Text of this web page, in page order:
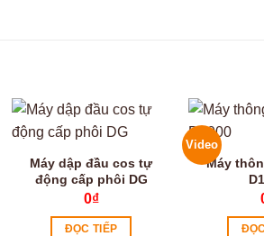
Máy dập đầu cos tự
động cấp phôi DG
0₫
ĐỌC TIẾP
Video
Máy